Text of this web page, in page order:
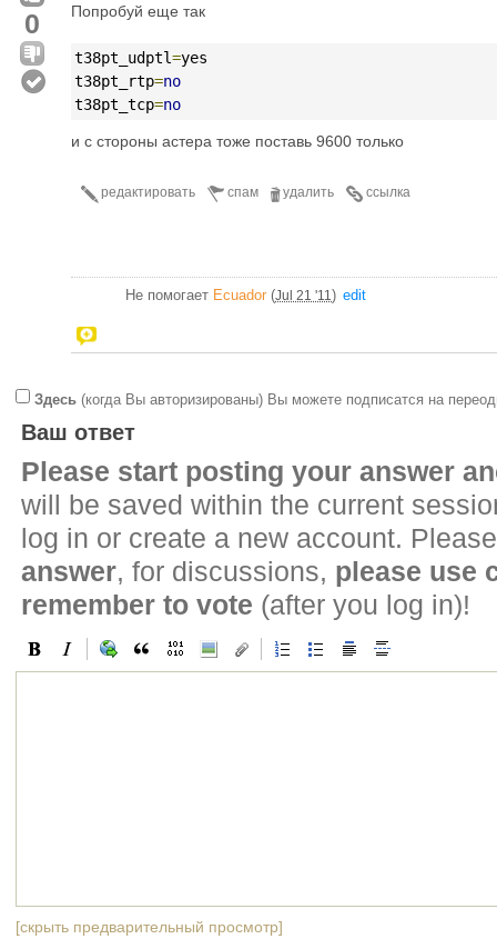
0
Попробуй еще так
t38pt_udptl=yes
t38pt_rtp=no
t38pt_tcp=no
и с стороны астера тоже поставь 9600 только
ссылка
удалить
спам
редактировать
Не помогает Ecuador (Jul 21 '11 ) edit
Здесь (когда Вы авторизированы) Вы можете подписатся на
Ваш ответ
Please start posting your answer
will be saved within the current
log in or create a new account.
answer, for discussions, please use
remember to vote (after you log in)!
[скрыть предварительный просмотр]